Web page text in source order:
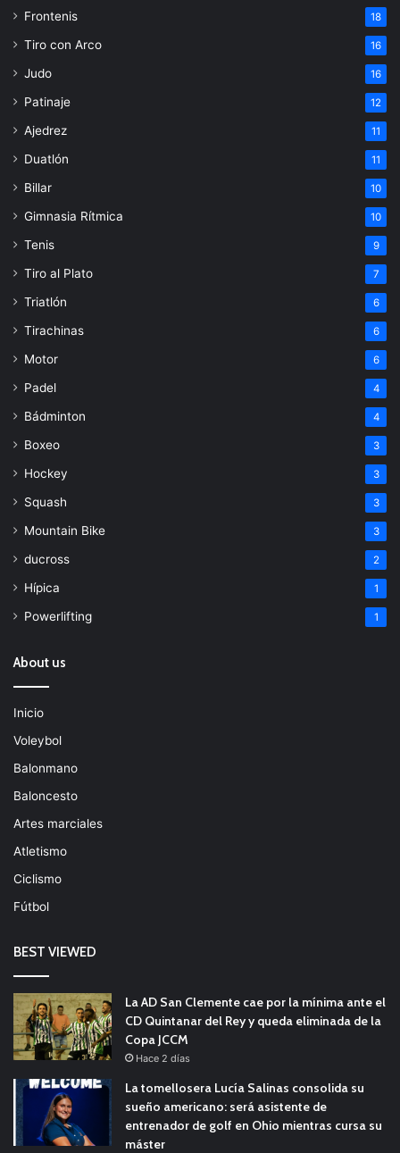
Frontenis 18
Tiro con Arco 16
Judo 16
Patinaje 12
Ajedrez 11
Duatlón 11
Billar 10
Gimnasia Rítmica 10
Tenis 9
Tiro al Plato 7
Triatlón 6
Tirachinas 6
Motor 6
Padel 4
Bádminton 4
Boxeo 3
Hockey 3
Squash 3
Mountain Bike 3
ducross 2
Hípica 1
Powerlifting 1
About us
Inicio
Voleybol
Balonmano
Baloncesto
Artes marciales
Atletismo
Ciclismo
Fútbol
BEST VIEWED
La AD San Clemente cae por la mínima ante el
CD Quintanar del Rey y queda eliminada de la
Copa JCCM
Hace 2 días
La tomellosera Lucía Salinas consolida su
sueño americano: será asistente de
entrenador de golf en Ohio mientras cursa su
máster